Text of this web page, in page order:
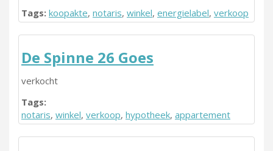
Tags: koopakte, notaris, winkel, energielabel, verkoop
De Spinne 26 Goes
verkocht
Tags:
notaris, winkel, verkoop, hypotheek, appartement